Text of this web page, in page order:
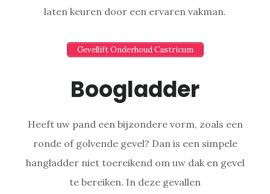
laten keuren door een ervaren vakman.
Gevellift Onderhoud Castricum
Boogladder
Heeft uw pand een bijzondere vorm, zoals een
ronde of golvende gevel? Dan is een simpele
hangladder niet toereikend om uw dak en gevel
te bereiken. In deze gevallen